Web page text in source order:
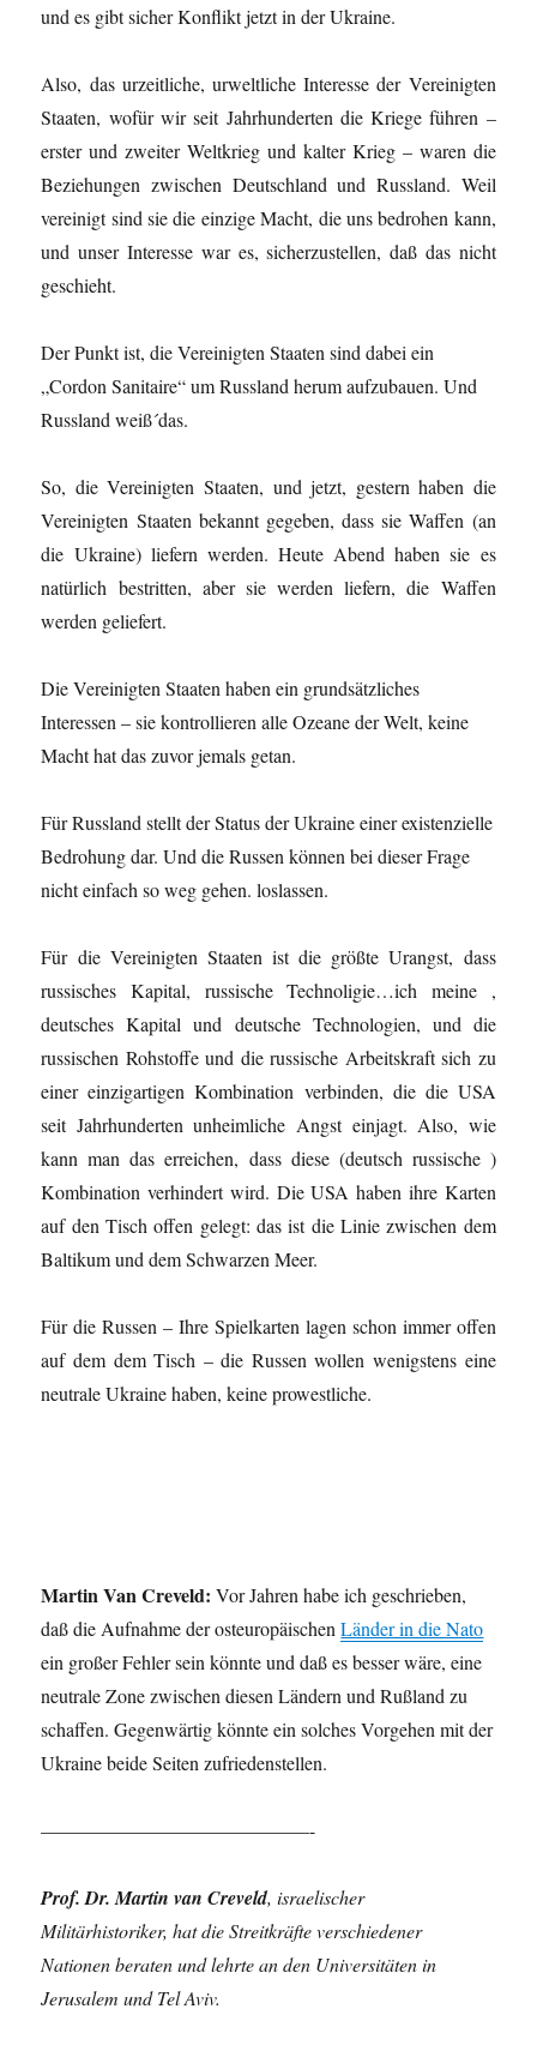
und es gibt sicher Konflikt jetzt in der Ukraine.
Also, das urzeitliche, urweltliche Interesse der Vereinigten
Staaten, wofür wir seit Jahrhunderten die Kriege führen –
erster und zweiter Weltkrieg und kalter Krieg – waren die
Beziehungen zwischen Deutschland und Russland. Weil
vereinigt sind sie die einzige Macht, die uns bedrohen kann,
und unser Interesse war es, sicherzustellen, daß das nicht
geschieht.
Der Punkt ist, die Vereinigten Staaten sind dabei ein
„Cordon Sanitaire“ um Russland herum aufzubauen. Und
Russland weiß´das.
So, die Vereinigten Staaten, und jetzt, gestern haben die
Vereinigten Staaten bekannt gegeben, dass sie Waffen (an
die Ukraine) liefern werden. Heute Abend haben sie es
natürlich bestritten, aber sie werden liefern, die Waffen
werden geliefert.
Die Vereinigten Staaten haben ein grundsätzliches
Interessen – sie kontrollieren alle Ozeane der Welt, keine
Macht hat das zuvor jemals getan.
Für Russland stellt der Status der Ukraine einer existenzielle
Bedrohung dar. Und die Russen können bei dieser Frage
nicht einfach so weg gehen. loslassen.
Für die Vereinigten Staaten ist die größte Urangst, dass
russisches Kapital, russische Technoligie…ich meine ,
deutsches Kapital und deutsche Technologien, und die
russischen Rohstoffe und die russische Arbeitskraft sich zu
einer einzigartigen Kombination verbinden, die die USA
seit Jahrhunderten unheimliche Angst einjagt. Also, wie
kann man das erreichen, dass diese (deutsch russische )
Kombination verhindert wird. Die USA haben ihre Karten
auf den Tisch offen gelegt: das ist die Linie zwischen dem
Baltikum und dem Schwarzen Meer.
Für die Russen – Ihre Spielkarten lagen schon immer offen
auf dem dem Tisch – die Russen wollen wenigstens eine
neutrale Ukraine haben, keine prowestliche.
Martin Van Creveld: Vor Jahren habe ich geschrieben,
daß die Aufnahme der osteuropäischenLänder in die Nato
ein großer Fehler sein könnte und daß es besser wäre, eine
neutrale Zone zwischen diesen Ländern und Rußland zu
schaffen. Gegenwärtig könnte ein solches Vorgehen mit der
Ukraine beide Seiten zufriedenstellen.
——————————————-
Prof. Dr. Martin van Creveld, israelischer
Militärhistoriker, hat die Streitkräfte verschiedener
Nationen beraten und lehrte an den Universitäten in
Jerusalem und Tel Aviv.